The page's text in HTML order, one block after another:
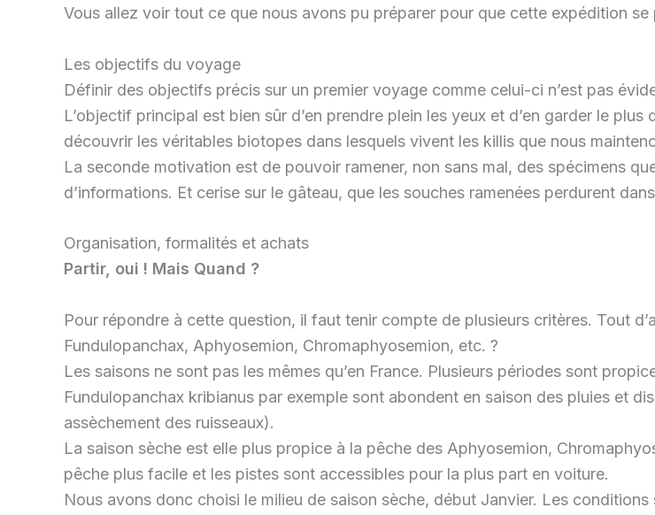
Vous allez voir tout ce que nous avons pu préparer pour que cette expédition se
Les objectifs du voyage
Définir des objectifs précis sur un premier voyage comme celui-ci n’est pas
L’objectif principal est bien sûr d’en prendre plein les yeux et d’en garder le
découvrir les véritables biotopes dans lesquels vivent les killis que nous
La seconde motivation est de pouvoir ramener, non sans mal, des spécimens
d’informations. Et cerise sur le gâteau, que les souches ramenées perdurent
Organisation, formalités et achats
Partir, oui ! Mais Quand ?
Pour répondre à cette question, il faut tenir compte de plusieurs critères. Tout
Fundulopanchax, Aphyosemion, Chromaphyosemion, etc. ?
Les saisons ne sont pas les mêmes qu’en France. Plusieurs périodes sont
Fundulopanchax kribianus par exemple sont abondent en saison des pluies et
assèchement des ruisseaux).
La saison sèche est elle plus propice à la pêche des Aphyosemion,
pêche plus facile et les pistes sont accessibles pour la plus part en voiture.
Nous avons donc choisi le milieu de saison sèche, début Janvier. Les